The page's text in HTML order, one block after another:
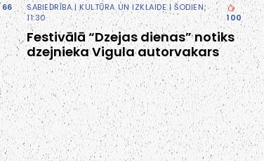
66 SABIEDRĪBA|KULTŪRA UN IZKLAIDE| ŠODIEN,
11:30
100
Festivālā “Dzejas dienas” notiks
dzejnieka Vigula autorvakars